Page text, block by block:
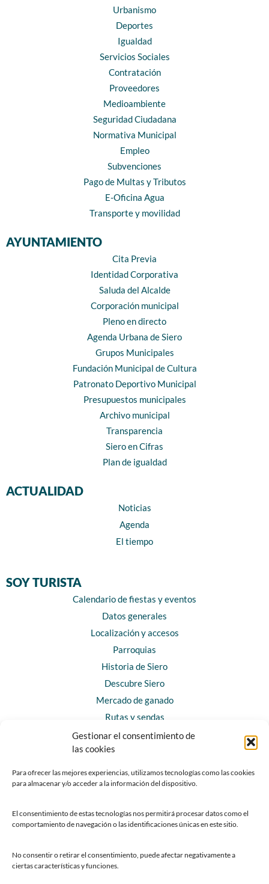
Gestionar el consentimiento de
las cookies
Para ofrecer las mejores experiencias, utilizamos tecnologías como las cookies
para almacenar y/o acceder a la información del dispositivo.
El consentimiento de estas tecnologías nos permitirá procesar datos como el
comportamiento de navegación o las identificaciones únicas en este sitio.
No consentir o retirar el consentimiento, puede afectar negativamente a
ciertas características y funciones.
Urbanismo
Deportes
Igualdad
Servicios Sociales
Contratación
Proveedores
Medioambiente
Seguridad Ciudadana
Normativa Municipal
Empleo
Subvenciones
Pago de Multas y Tributos
E-Oficina Agua
Transporte y movilidad
AYUNTAMIENTO
Cita Previa
Identidad Corporativa
Saluda del Alcalde
Corporación municipal
Pleno en directo
Agenda Urbana de Siero
Grupos Municipales
Fundación Municipal de Cultura
Patronato Deportivo Municipal
Presupuestos municipales
Archivo municipal
Transparencia
Siero en Cifras
Plan de igualdad
ACTUALIDAD
Noticias
Agenda
El tiempo
SOY TURISTA
Calendario de fiestas y eventos
Datos generales
Localización y accesos
Parroquias
Historia de Siero
Descubre Siero
Mercado de ganado
Rutas y sendas
Horarios y contacto
Teléfonos de interés
Chatbot Siero
SEDES ELECTRÓNICAS
Sede del Ayuntamiento de Siero